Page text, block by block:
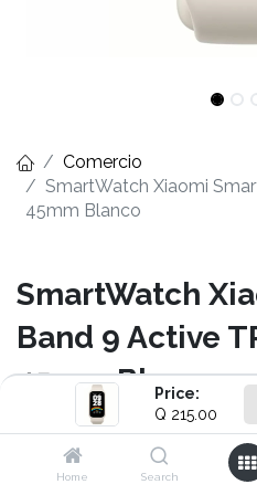
Price:
Q 215.00
Home Search
Comercio
SmartWatch Xiaomi
45mm Blanco
SmartWatch
Band 9 Active
45mm Blanco
- Pantalla TFT 1.47"
- Cubierta de Vidrio
- Sensor de PPG y